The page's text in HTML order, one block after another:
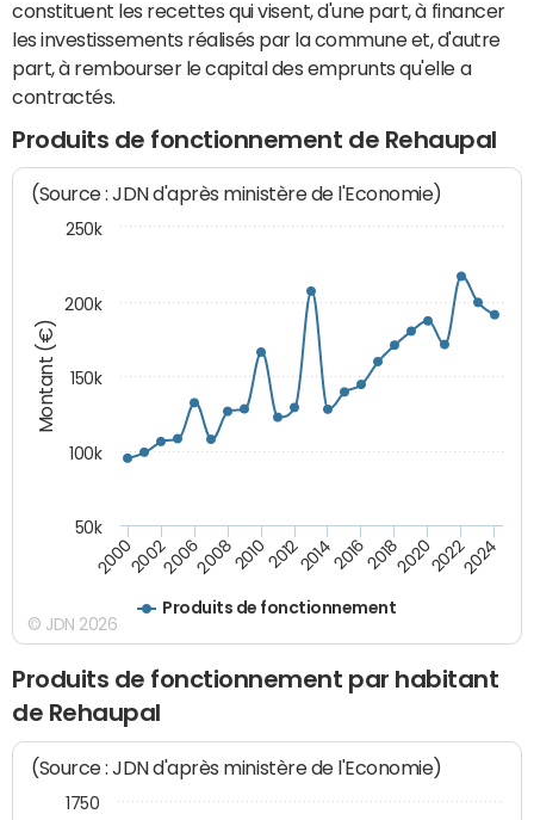
constituent les recettes qui visent, d'une part, à financer
les investissements réalisés par la commune et, d'autre
part, à rembourser le capital des emprunts qu'elle a
contractés.
Produits de fonctionnement de Rehaupal
Montant (€)
(Source : JDN d'après ministère de l'Economie)
Produits de fonctionnement
200020022006200820102012201420162018202020222024
100k
150k
200k
50k
250k
© JDN 2026
Produits de fonctionnement par habitant
de Rehaupal
(Source : JDN d'après ministère de l'Economie)
1750